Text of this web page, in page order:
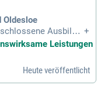
Oldesloe
Ausbildu
eine vergleichbare A
Hand
+
Leistungen
Heute veröffentlicht